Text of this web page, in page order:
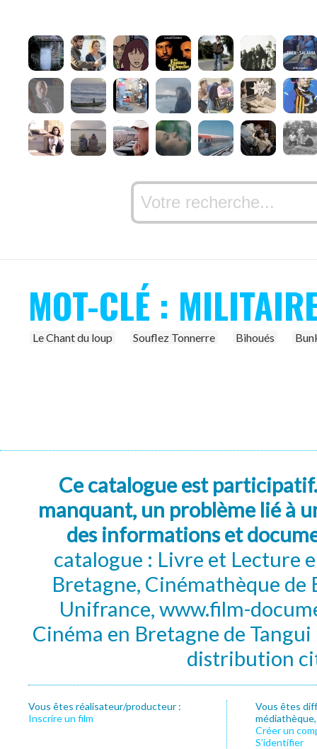
MOT-CLÉ :
Le Chant du loup Souflez Tonnerre Bihoués
Ce catalogue est
manquant, un problème lié à
des informations et
catalogue : Livre et Lecture
Bretagne, Cinémathèque de
Unifrance, www.film-
Cinéma en Bretagne de
distribution
Vous êtes réalisateur/producteur :
Inscrire un film
Vous êtes
Créer un
S’identifier